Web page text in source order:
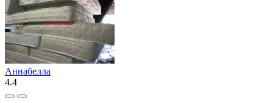
Аннабелла
4.4